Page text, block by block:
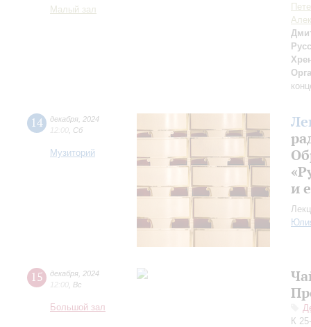
Малый зал
14 декабря 2024
12:00 Сб
Музиторий
и
15 декабря 2024
12:00 Вс
Большой зал
К